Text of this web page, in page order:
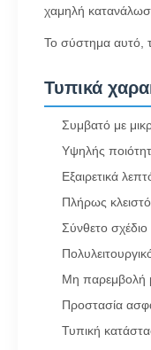
χαμηλή
Το σύστημα αυτό,
Τυπικά
Συμβατό με
Υψηλής
Εξαιρετικά
Πλήρως
Σύνθετο
Μη παρεμβολή
Προστασία
Τυπική